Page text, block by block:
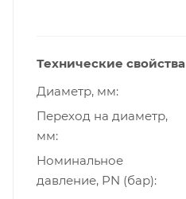
Технические свойства
Диаметр, мм
Переход на диаметр,
мм
Номинальное
давление, PN (бар)